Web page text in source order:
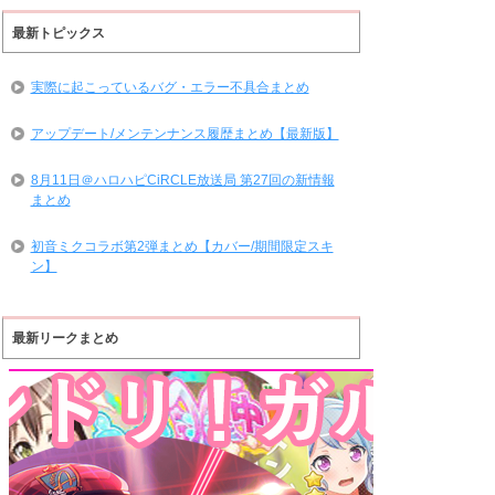
最新トピックス
実際に起こっているバグ・エラー不具合まとめ
アップデート/メンテンナンス履歴まとめ【最新版】
8月11日＠ハロハピCiRCLE放送局 第27回の新情報
まとめ
初音ミクコラボ第2弾まとめ【カバー/期間限定スキ
ン】
最新リークまとめ